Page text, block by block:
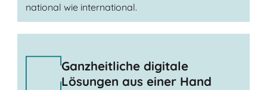
national wie international.
Ganzheitliche digitale
Lösungen aus einer Hand